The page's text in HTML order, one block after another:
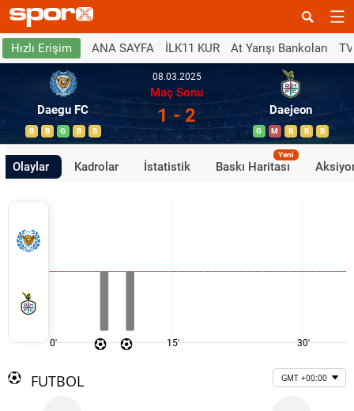
Hızlı Erişim ANA SAYFA İLK11 KUR At Yarışı Bankoları
Daegu FC
B B G B B
08.03.2025
Maç Sonu
1 - 2 Daejeon
G M B B B
Olaylar Kadrolar İstatistik Baskı Haritası
Yeni
0' 15' 30'
FUTBOL GMT +00:00